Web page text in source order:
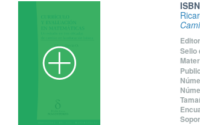
ISBN
Sello